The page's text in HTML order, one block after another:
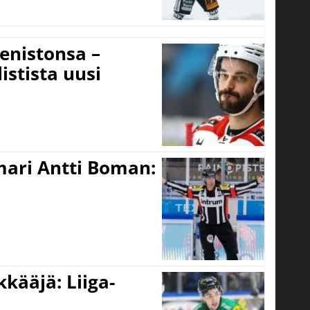
–
uusi
Antti Boman:
Liiga-